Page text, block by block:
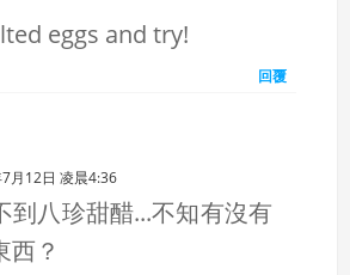
eggs and try!
回覆
月12日 凌晨4:36
到八珍甜醋...不知有沒有
西？